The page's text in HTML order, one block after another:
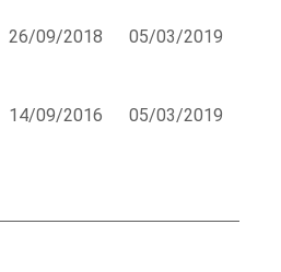
26/09/2018 05/03/2019
14/09/2016 05/03/2019